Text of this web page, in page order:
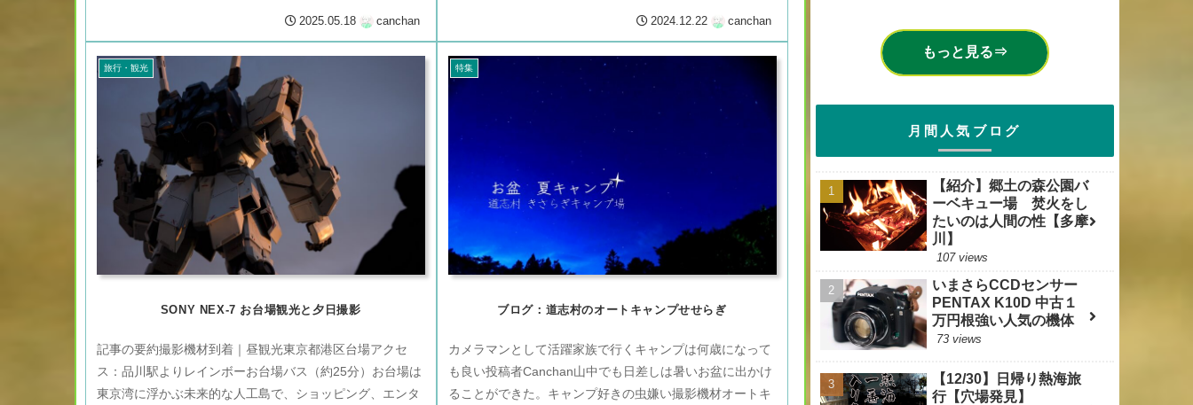
うなるのは、まだ大学生の血が残ってい...
2025.05.18 canchan 2024.12.22 canchan
旅行・観光
SONY NEX-7 お台場観光と夕日撮影
記事の要約撮影機材到着｜昼観光東京都港区台場アクセ
ス：品川駅よりレインボーお台場バス（約25分）お台場は
東京湾に浮かぶ未来的な人工島で、ショッピング、エンタ
特集
ブログ：道志村のオートキャンプせせらぎ
カメラマンとして活躍家族で行くキャンプは何歳になって
も良い投稿者Canchan山中でも日差しは暑いお盆に出かけ
ることができた。キャンプ好きの虫嫌い撮影機材オートキ
もっと見る⇒
月間人気ブログ
【紹介】郷土の森公園バ
ーベキュー場 焚火をし
たいのは人間の性【多摩
川】
107 views
いまさらCCDセンサー
PENTAX K10D 中古１
万円根強い人気の機体
73 views
【12/30】日帰り熱海旅
行【穴場発見】